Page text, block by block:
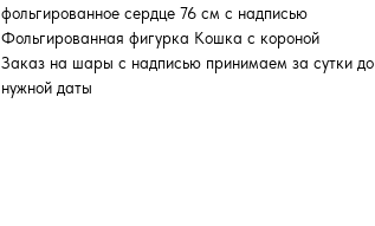
фольгированное сердце 76 см с надписью
Фольгированная фигурка Кошка с короной
Заказ на шары с надписью принимаем за сутки до
нужной даты